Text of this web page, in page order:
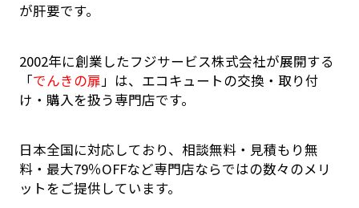
が肝要です。
2002年に創業したフジサービス株式会社が展開する
「でんきの扉」は、エコキュートの交換・取り付
け・購入を扱う専門店です。
日本全国に対応しており、相談無料・見積もり無
料・最大79％OFFなど専門店ならではの数々のメリ
ットをご提供しています。